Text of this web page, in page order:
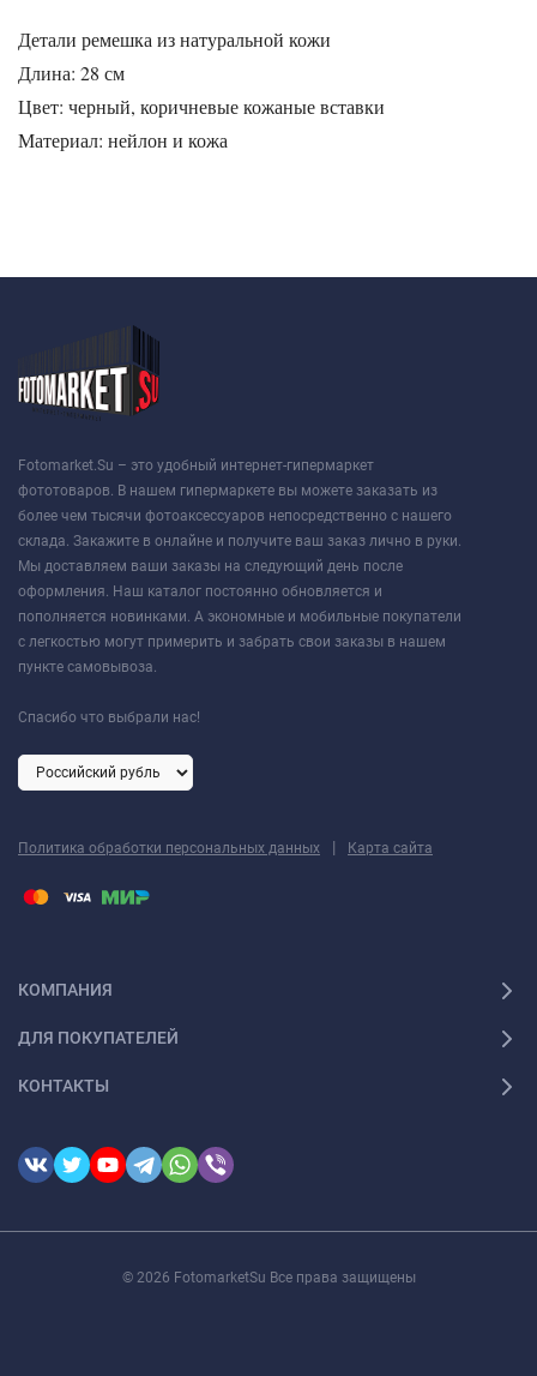
Детали ремешка из натуральной кожи
Длина: 28 см
Цвет: черный, коричневые кожаные вставки
Материал: нейлон и кожа
Fotomarket.Su – это удобный интернет-гипермаркет
фототоваров. В нашем гипермаркете вы можете заказать из
более чем тысячи фотоаксессуаров непосредственно с нашего
склада. Закажите в онлайне и получите ваш заказ лично в руки.
Мы доставляем ваши заказы на следующий день после
оформления. Наш каталог постоянно обновляется и
пополняется новинками. А экономные и мобильные покупатели
с легкостью могут примерить и забрать свои заказы в нашем
пункте самовывоза.
Спасибо что выбрали нас!
Политика обработки персональных данных | Карта сайта
КОМПАНИЯ
ДЛЯ ПОКУПАТЕЛЕЙ
КОНТАКТЫ
© 2026 FotomarketSu Все права защищены